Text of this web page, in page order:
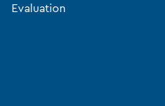
Evaluation